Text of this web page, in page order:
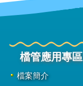
檔管應用專區
檔案簡介